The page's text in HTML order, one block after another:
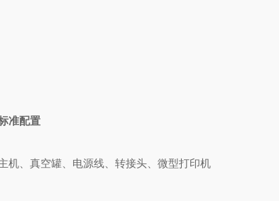
准配置
机、真空罐、电源线、转接头、微型打印机